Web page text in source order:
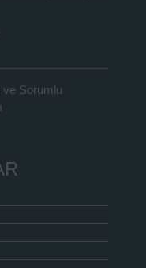
ve Sorumlu